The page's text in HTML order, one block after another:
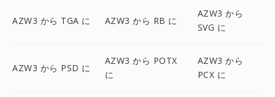
AZW3 から TGA に AZW3 から RB に
AZW3 から
SVG に
AZW3 から PSD に
AZW3 から POTX
に
AZW3 から
PCX に